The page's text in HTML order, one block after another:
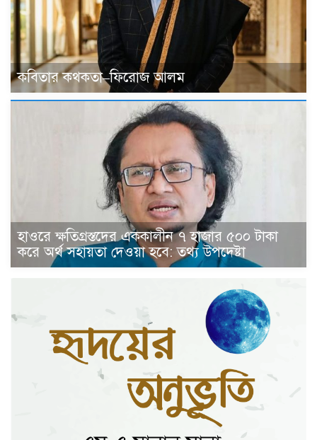
কবিতার কথকতা–ফিরোজ আলম
হাওরে ক্ষতিগ্রস্তদের এককালীন ৭ হাজার ৫০০ টাকা
করে অর্থ সহায়তা দেওয়া হবে: তথ্য উপদেষ্টা